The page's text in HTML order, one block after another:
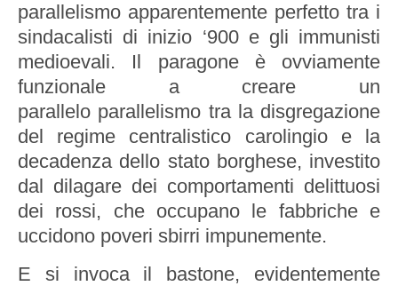
parallelismo apparentemente perfetto tra i
sindacalisti di inizio ‘900 e gli immunisti
medioevali. Il paragone è ovviamente
funzionale a creare un
parallelo parallelismo tra la disgregazione
del regime centralistico carolingio e la
decadenza dello stato borghese, investito
dal dilagare dei comportamenti delittuosi
dei rossi, che occupano le fabbriche e
uccidono poveri sbirri impunemente.
E si invoca il bastone, evidentemente